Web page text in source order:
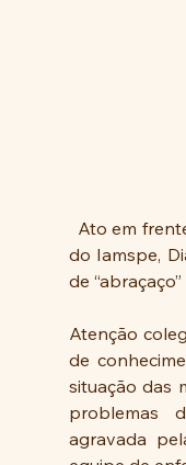
do Iamspe,
de
Atenção
de
situação das
problemas
agravada